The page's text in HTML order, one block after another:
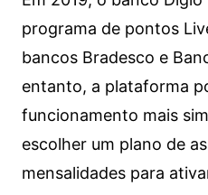
programa de pontos
bancos Bradesco e
entanto, a plataforma
funcionamento mais
escolher um plano de
mensalidades para